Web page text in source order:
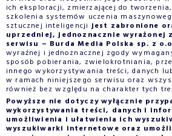
ich eksploracji, zmierzającej do
szkolenia systemów uczenia
sztucznej inteligencjijest zabronione
uprzedniej, jednoznacznie wyrażonej
serwisu – Burda Media Polska sp. z
wyraźnej i jednoznacznej zgody
sposób pobierania, zwielokrotniania,
innego wykorzystywania treści, danych
w ramach niniejszego serwisu oraz
również bez względu na charakter tych
Powyższe nie dotyczy wyłącznie
wykorzystywania treści, danych i
umożliwienia i ułatwienia ich
wyszukiwarki internetowe oraz